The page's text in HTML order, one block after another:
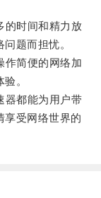
时间和精力放
题而担忧。
简便的网络加
。
都能为用户带
享受网络世界的